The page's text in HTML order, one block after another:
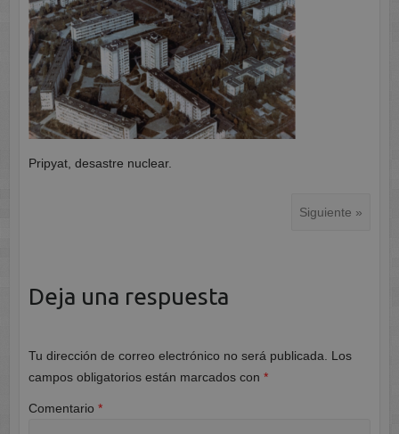
Pripyat, desastre nuclear.
Siguiente »
Deja una respuesta
Tu dirección de correo electrónico no será publicada.
Los
campos obligatorios están marcados con *
Comentario *